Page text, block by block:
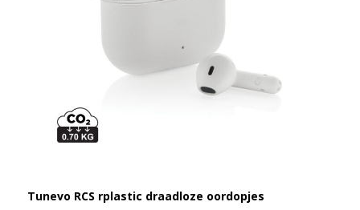
Tunevo RCS rplastic draadloze oordopjes